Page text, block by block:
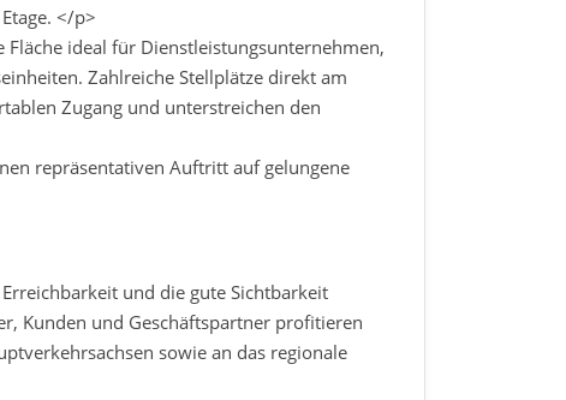
</p>
ideal für Dienstleistungsunternehmen,
Zahlreiche Stellplätze direkt am
Zugang und unterstreichen den
repräsentativen Auftritt auf gelungene
und die gute Sichtbarkeit
Kunden und Geschäftspartner profitieren
sowie an das regionale